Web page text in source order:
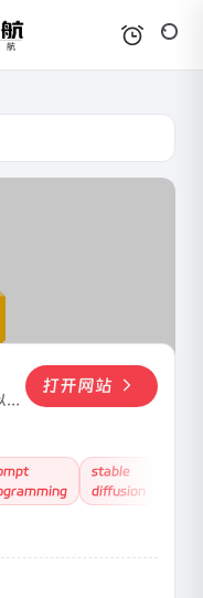
轻
打开网站
stable
diffusion